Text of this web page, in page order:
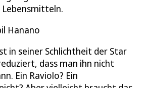
Hanano
in seiner Schlichtheit der Star
dass man ihn nicht
Ein Raviolo? Ein